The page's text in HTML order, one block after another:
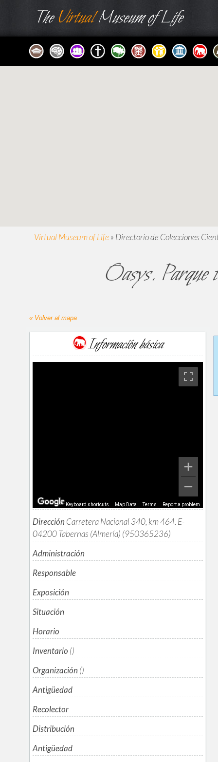
TheVirtualMuseum of Life
Virtual Museum of Life » Directorio de Colecciones
Oasys. Parque
« Volver al mapa
Información básica
Keyboard shortcuts Map Data Terms Report a problem
Dirección Carretera Nacional 340, km 464. E-
04200 Tabernas (Almería) (950365236)
Administración
Responsable
Exposición
Situación
Horario
Inventario ()
Organización ()
Antigüedad
Recolector
Distribución
Antigüedad